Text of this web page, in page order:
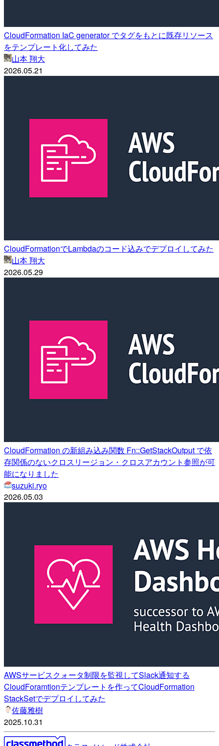
CloudFormation IaC generator でタグをもとに既存リソース
をテンプレート化してみた
山本 翔大
2026.05.21
CloudFormationでLambdaのコード込みでデプロイしてみた
山本 翔大
2026.05.29
CloudFormation の新組み込み関数 Fn::GetStackOutput で依
存関係のないクロスリージョン・クロスアカウント参照が可
能になりました
suzuki.ryo
2026.05.03
AWSサービスクォータ制限を監視してSlack通知する
CloudForamtionテンプレートを作ってCloudFormation
StackSetでデプロイしてみた
佐藤雅樹
2025.10.31